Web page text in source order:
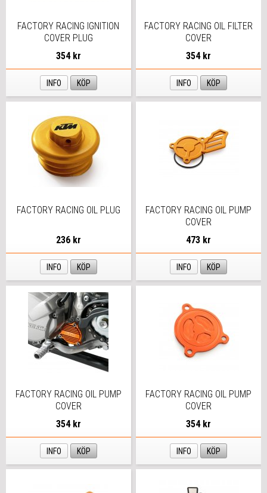
FACTORY RACING IGNITION
COVER PLUG
354 kr
INFO KÖP
FACTORY RACING OIL FILTER
COVER
354 kr
INFO KÖP
FACTORY RACING OIL PLUG
236 kr
INFO KÖP
FACTORY RACING OIL PUMP
COVER
473 kr
INFO KÖP
FACTORY RACING OIL PUMP
COVER
354 kr
INFO KÖP
FACTORY RACING OIL PUMP
COVER
354 kr
INFO KÖP